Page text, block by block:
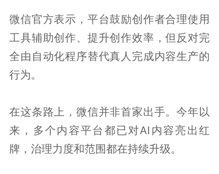
微信官方表示，平台鼓励创作者合理使用
工具辅助创作、提升创作效率，但反对完
全由自动化程序替代真人完成内容生产的
行为。
在这条路上，微信并非首家出手。今年以
来，多个内容平台都已对AI内容亮出红
牌，治理力度和范围都在持续升级。